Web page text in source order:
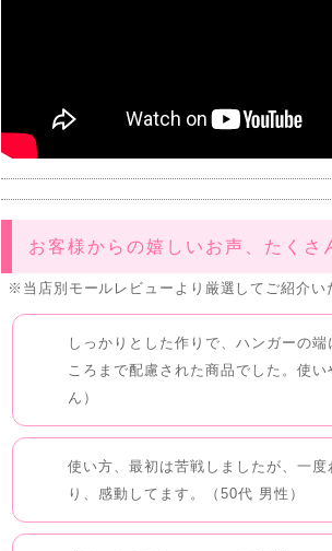
お客様からの嬉しいお声、たくさ
※当店別モールレビューより厳選してご紹介い
しっかりとした作りで、ハンガーの
ころまで配慮された商品でした。使
ん）
使い方、最初は苦戦しましたが、一
り、感動してます。（50代 男性）